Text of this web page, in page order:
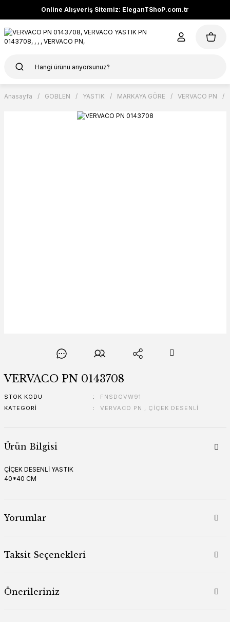
Online Alışveriş Sitemiz: EleganTShoP.com.tr
Anasayfa GOBLEN YASTIK MARKAYA GÖRE VERVACO PN
VERVACO PN 0143708
STOK KODU
FNSDGVW91
KATEGORI
VERVACO PN , ÇİÇEK DESENLİ
Ürün Bilgisi
ÇİÇEK DESENLİ YASTIK
40*40 CM
Yorumlar
Taksit Seçenekleri
Önerileriniz